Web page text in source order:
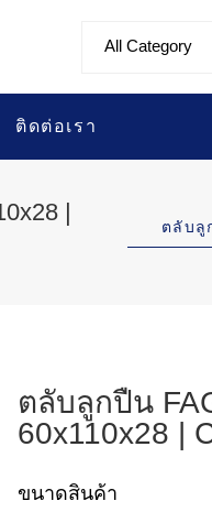
All Category
ติดต่อเรา
|
ตลับลู
ตลับลูกปืน
60x110x28 |
ขนาดสินค้า